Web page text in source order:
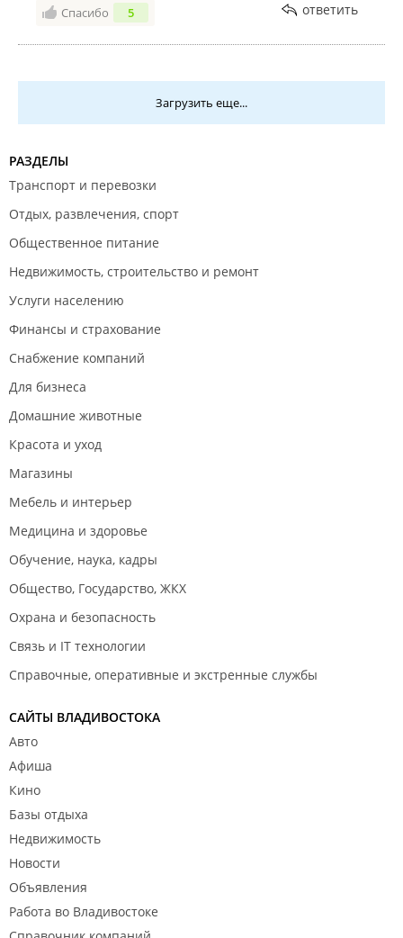
Спасибо 5 ответить
Загрузить еще...
РАЗДЕЛЫ
Транспорт и перевозки
Отдых, развлечения, спорт
Общественное питание
Недвижимость, строительство и ремонт
Услуги населению
Финансы и страхование
Снабжение компаний
Для бизнеса
Домашние животные
Красота и уход
Магазины
Мебель и интерьер
Медицина и здоровье
Обучение, наука, кадры
Общество, Государство, ЖКХ
Охрана и безопасность
Связь и IT технологии
Справочные, оперативные и экстренные службы
САЙТЫ ВЛАДИВОСТОКА
Авто
Афиша
Кино
Базы отдыха
Недвижимость
Новости
Объявления
Работа во Владивостоке